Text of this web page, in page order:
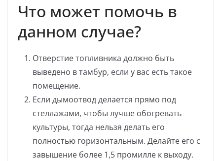
Что может помочь в
данном случае?
Отверстие топливника должно быть
выведено в тамбур, если у вас есть такое
помещение.
Если дымоотвод делается прямо под
стеллажами, чтобы лучше обогревать
культуры, тогда нельзя делать его
полностью горизонтальным. Делайте его с
завышение более 1,5 промилле к выходу.